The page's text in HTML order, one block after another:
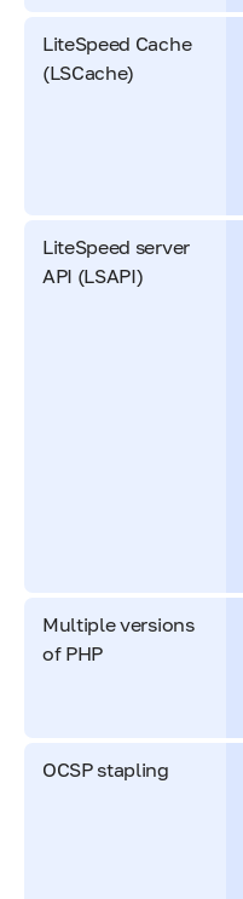
LiteSpeed Cache
(LSCache)
LiteSpeed server
API (LSAPI)
Multiple versions
of PHP
OCSP stapling